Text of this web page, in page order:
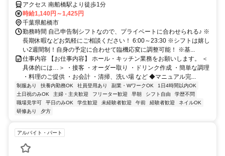
アクセス 南船橋駅より徒歩1分
時給1,140円～1,425円
千葉県船橋市
勤務時間 自己申告制シフトなので、プライベートに合わせられる♪ ※
長期休暇などお気軽にご相談ください！ 6:00～23:30 ※シフトは嬉し
い2週間制！自身の予定に合わせて臨機応変に調整可能！ ※基...
仕事内容 【お仕事内容】 ホール・キッチン業務をお願いします。 ＜
具体的には…＞ ・接客 ・オーダー取り ・ドリンク作成 ・簡単な調理
・料理のご提供 ・お会計 ・清掃、洗い場 など ◆マニュアル完...
制服あり 扶養内勤務OK 社員登用あり 副業・WワークOK
1日4時間以内OK
土日祝のみOK
主婦・主夫歓迎 フリーター歓迎 早朝 シフト自由
学歴不問
職場見学可
平日のみOK 学生歓迎 未経験者歓迎 午前 経験者歓迎
ネイルOK
研修あり
夕方
アルバイト・パート